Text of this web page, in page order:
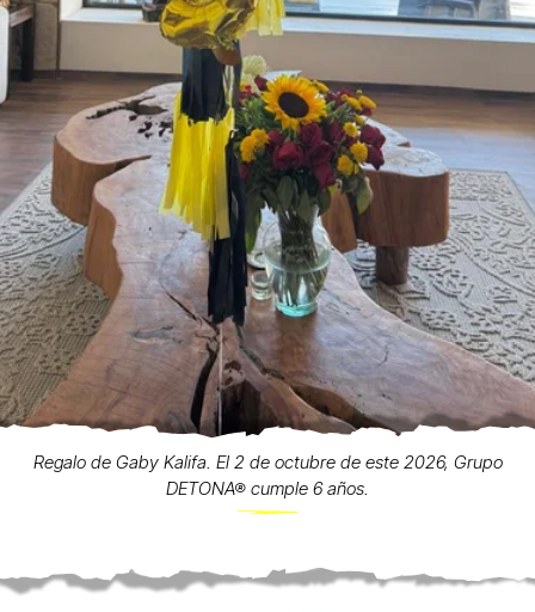
Regalo de Gaby Kalifa. El 2 de octubre de este 2026, Grupo
DETONA® cumple 6 años.